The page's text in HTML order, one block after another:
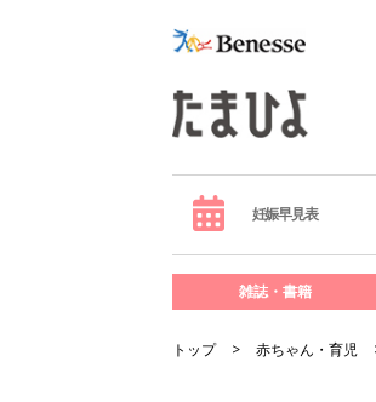
妊娠早見表
雑誌・書籍
トップ 赤ちゃん・育児